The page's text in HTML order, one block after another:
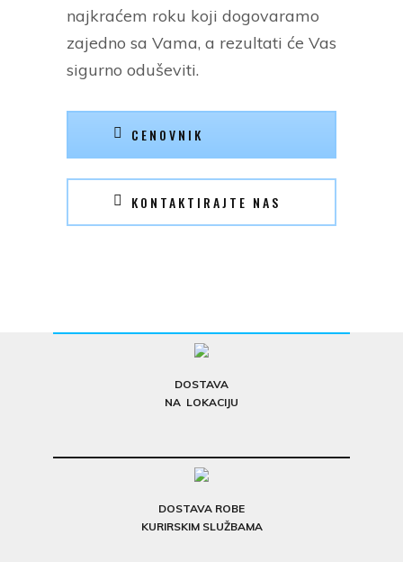
najkraćem roku koji dogovaramo
zajedno sa Vama, a rezultati će Vas
sigurno oduševiti.
CENOVNIK
KONTAKTIRAJTE NAS
DOSTAVA
NA LOKACIJU
DOSTAVA ROBE
KURIRSKIM SLUŽBAMA